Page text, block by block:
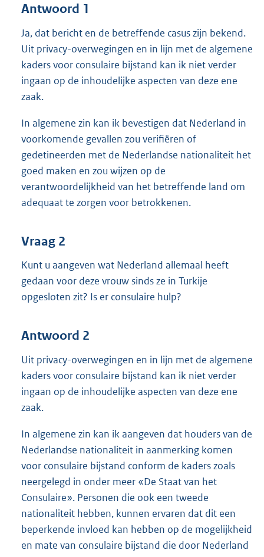
Antwoord 1
Ja, dat bericht en de betreffende casus zijn bekend.
Uit privacy-overwegingen en in lijn met de algemene
kaders voor consulaire bijstand kan ik niet verder
ingaan op de inhoudelijke aspecten van deze ene
zaak.
In algemene zin kan ik bevestigen dat Nederland in
voorkomende gevallen zou verifiëren of
gedetineerden met de Nederlandse nationaliteit het
goed maken en zou wijzen op de
verantwoordelijkheid van het betreffende land om
adequaat te zorgen voor betrokkenen.
Vraag 2
Kunt u aangeven wat Nederland allemaal heeft
gedaan voor deze vrouw sinds ze in Turkije
opgesloten zit? Is er consulaire hulp?
Antwoord 2
Uit privacy-overwegingen en in lijn met de algemene
kaders voor consulaire bijstand kan ik niet verder
ingaan op de inhoudelijke aspecten van deze ene
zaak.
In algemene zin kan ik aangeven dat houders van de
Nederlandse nationaliteit in aanmerking komen
voor consulaire bijstand conform de kaders zoals
neergelegd in onder meer «De Staat van het
Consulaire». Personen die ook een tweede
nationaliteit hebben, kunnen ervaren dat dit een
beperkende invloed kan hebben op de mogelijkheid
en mate van consulaire bijstand die door Nederland